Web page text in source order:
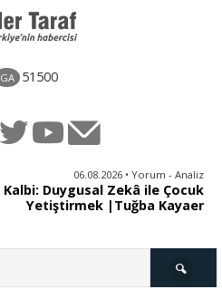
GA 51500
06.08.2026 • Yorum - Analiz
Kalbi: Duygusal Zekâ ile Çocuk
Yetiştirmek |Tuğba Kayaer